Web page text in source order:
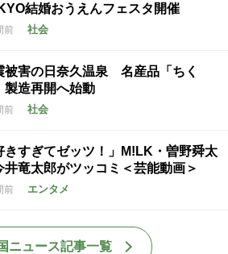
結婚おうえんフェスタ開催
前 社会
被害の日奈久温泉 名産品「ちく
製造再開へ始動
前 社会
きすぎてゼッツ！」M!LK・曽野舜太
井竜太郎がツッコミ＜芸能動画＞
前 エンタメ
ニュース記事一覧